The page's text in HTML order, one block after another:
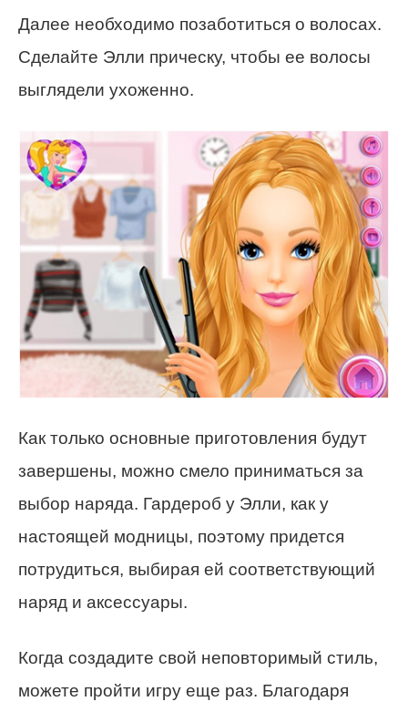
Далее необходимо позаботиться о волосах.
Сделайте Элли прическу, чтобы ее волосы
выглядели ухоженно.
Как только основные приготовления будут
завершены, можно смело приниматься за
выбор наряда. Гардероб у Элли, как у
настоящей модницы, поэтому придется
потрудиться, выбирая ей соответствующий
наряд и аксессуары.
Когда создадите свой неповторимый стиль,
можете пройти игру еще раз. Благодаря